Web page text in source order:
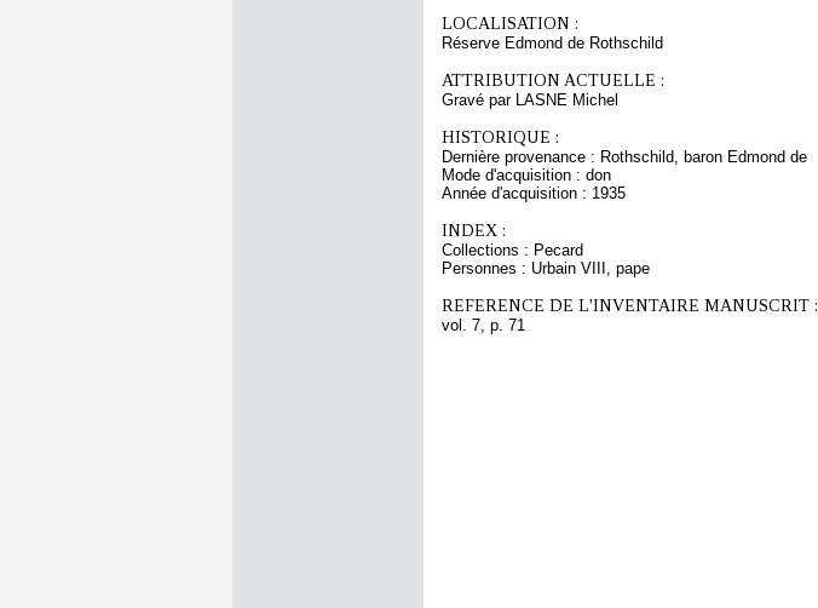
LOCALISATION :
Réserve Edmond de Rothschild
ATTRIBUTION ACTUELLE :
Gravé par LASNE Michel
HISTORIQUE :
Dernière provenance : Rothschild, baron Edmond de
Mode d'acquisition : don
Année d'acquisition : 1935
INDEX :
Collections : Pecard
Personnes : Urbain VIII, pape
REFERENCE DE L'INVENTAIRE MANUSCRIT :
vol. 7, p. 71